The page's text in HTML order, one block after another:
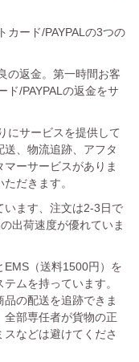
カード/PAYPALの3つの
の返金。第一時間お客
ド/PAYPALの返金をサ
にサービスを提供して
、物流追跡、アフタ
ーサービスがありま
だきます。
います、注文は2-3日で
出荷速度が優れていま
EMS（送料1500円）を
ムを持っています。
の配送を追跡できま
部専任者が貨物の正
などは避けてくださ